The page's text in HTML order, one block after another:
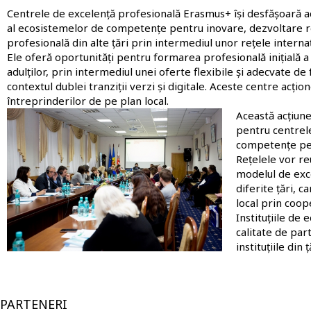
Centrele de excelență profesională Erasmus+ își
al ecosistemelor de competențe pentru inovare, dezvoltare
profesională din alte țări prin intermediul unor rețele
Ele oferă oportunități pentru formarea profesională inițială
adulților, prin intermediul unei oferte flexibile și adecvate
contextul dublei tranziții verzi și digitale. Aceste centre
întreprinderilor de pe plan local.
Imagine
Această
pentru
competențe
Rețelele vor
modelul de
diferite țări,
local prin
Instituțiile de
calitate de
instituțiile din
PARTENERI